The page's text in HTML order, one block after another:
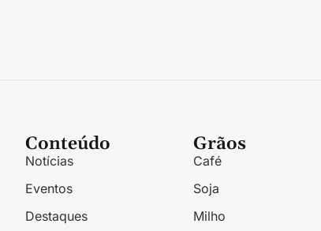
Conteúdo
Notícias
Eventos
Destaques
Grãos
Café
Soja
Milho